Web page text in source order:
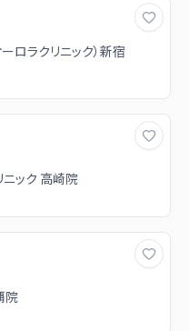
ロラクリニック）新宿
ニック 高崎院
院